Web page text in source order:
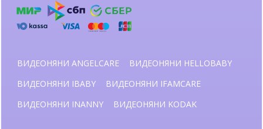
ВИДЕОНЯНИ ANGELCARE
ВИДЕОНЯНИ HELLOBABY
ВИДЕОНЯНИ IBABY
ВИДЕОНЯНИ IFAMCARE
ВИДЕОНЯНИ INANNY
ВИДЕОНЯНИ KODAK